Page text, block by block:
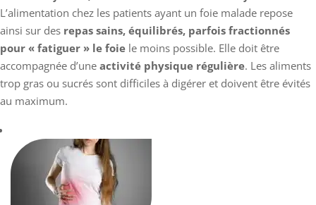
L’alimentation chez les patients ayant un foie malade repose
ainsi sur des repas sains, équilibrés, parfois fractionnés
pour « fatiguer » le foie le moins possible. Elle doit être
accompagnée d’une activité physique régulière. Les aliments
trop gras ou sucrés sont difficiles à digérer et doivent être évités
au maximum.